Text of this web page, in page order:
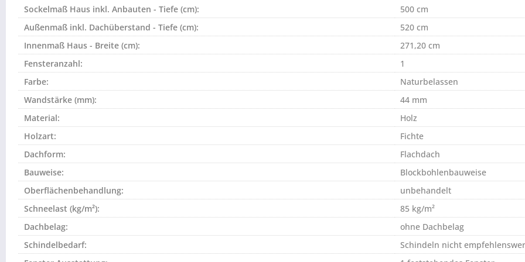
Sockelmaß Haus inkl. Anbauten - Tiefe (cm):
500 cm
Außenmaß inkl. Dachüberstand - Tiefe (cm):
520 cm
Innenmaß Haus - Breite (cm):
271,20 cm
Fensteranzahl:
1
Farbe:
Naturbelassen
Wandstärke (mm):
44 mm
Material:
Holz
Holzart:
Fichte
Dachform:
Flachdach
Bauweise:
Blockbohlenbauweise
Oberflächenbehandlung:
unbehandelt
Schneelast (kg/m²):
85 kg/m²
Dachbelag:
ohne Dachbelag
Schindelbedarf:
Schindeln nicht